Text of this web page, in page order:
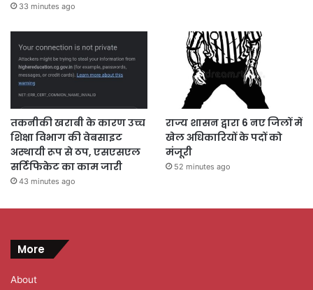
33 minutes ago
तकनीकी खराबी के कारण उच्च
शिक्षा विभाग की वेबसाइट
अस्थायी रूप से ठप, एसएसएल
सर्टिफिकेट का काम जारी
43 minutes ago
राज्य शासन द्वारा 6 नए जिलों में
खेल अधिकारियों के पदों को
मंजूरी
52 minutes ago
More
About